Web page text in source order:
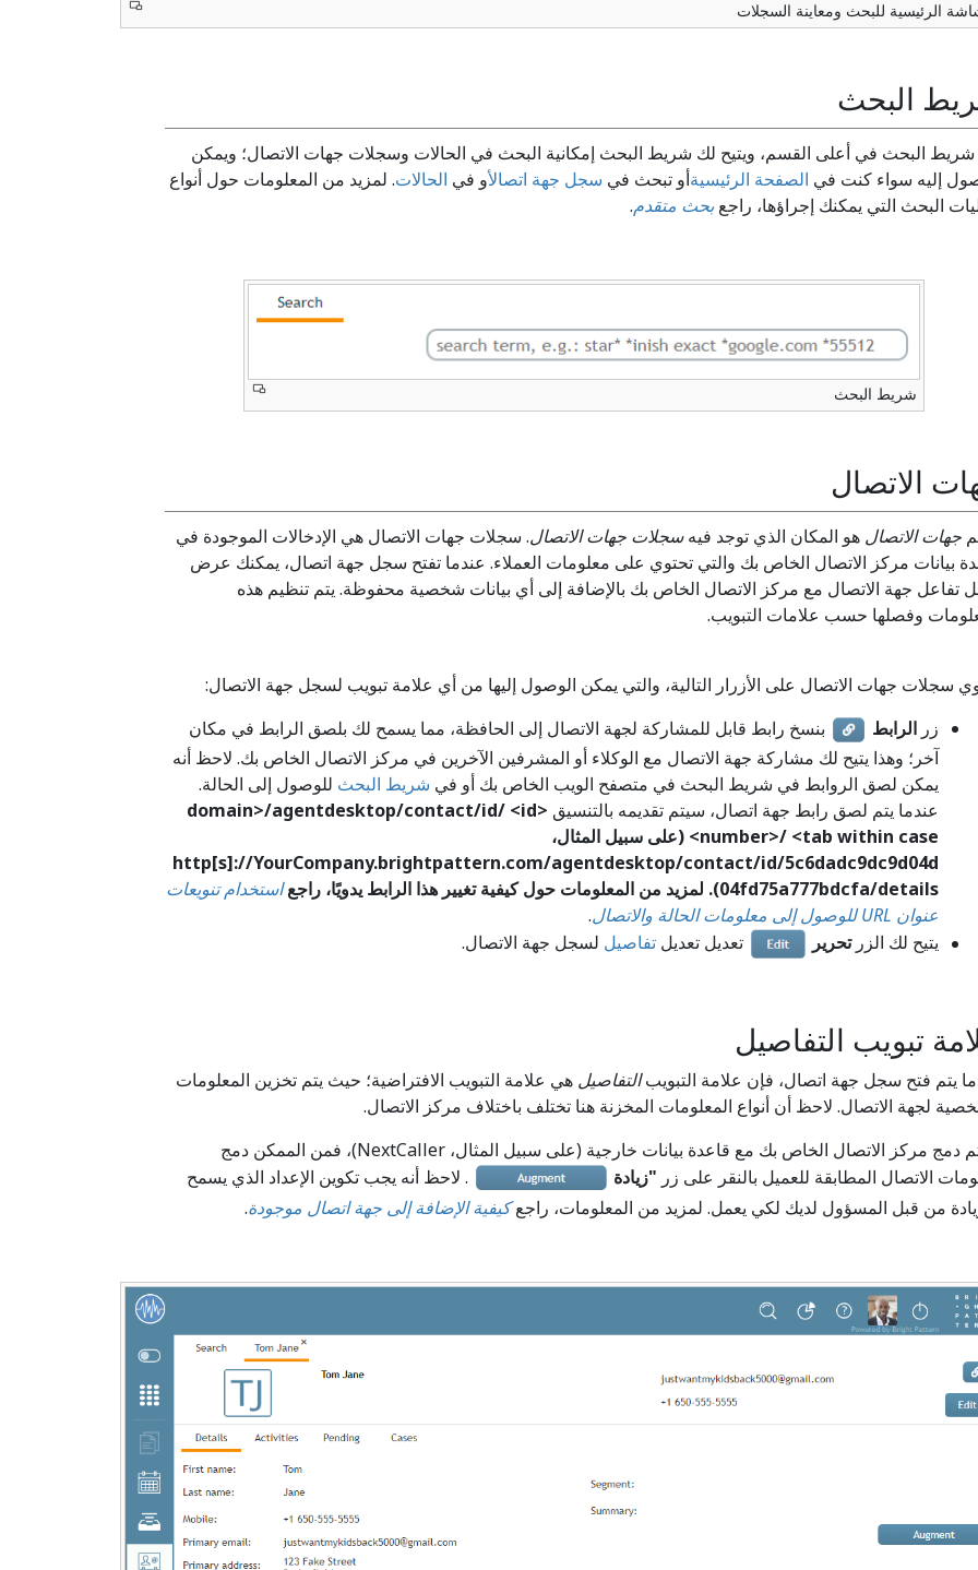
الرئيسية للبحث ومعاينة السجلات
البحث
شريط البحث في أعلى القسم، ويتيح لك شريط البحث إمكانية البحث في الحالات وسجلات جهات الاتصال؛ ويمكن
إليه سواء كنت في الصفحة الرئيسيةأو تبحث في سجل جهة اتصالأو في الحالات. لمزيد من المعلومات حول أنواع
البحث التي يمكنك إجراؤها، راجع بحث متقدم.
شريط البحث
الاتصال
جهات الاتصال هو المكان الذي توجد فيهسجلات جهات الاتصال. سجلات جهات الاتصال هي الإدخالات الموجودة في
بيانات مركز الاتصال الخاص بك والتي تحتوي على معلومات العملاء. عندما تفتح سجل جهة اتصال، يمكنك عرض
تفاعل جهة الاتصال مع مركز الاتصال الخاص بك بالإضافة إلى أي بيانات شخصية محفوظة. يتم تنظيم هذه
وفصلها حسب علامات التبويب.
سجلات جهات الاتصال على الأزرار التالية، والتي يمكن الوصول إليها من أي علامة تبويب لسجل جهة الاتصال:
زر الرابط
بنسخ رابط قابل للمشاركة لجهة الاتصال إلى الحافظة، مما يسمح لك بلصق الرابط في مكان
آخر؛ وهذا يتيح لك مشاركة جهة الاتصال مع الوكلاء أو المشرفين الآخرين في مركز الاتصال الخاص بك. لاحظ أنه
يمكن لصق الروابط في شريط البحث في متصفح الويب الخاص بك أو في شريط البحث للوصول إلى الحالة.
عندما يتم لصق رابط جهة اتصال، سيتم تقديمه بالتنسيق <domain>/agentdesktop/contact/id/
<id
number>/<tab within case> (على سبيل المثال،
http[s]://YourCompany.brightpattern.com/agentdesktop/contact/id/5c6dadc9dc9d04d
04fd75a777bdcfa/details). لمزيد من المعلومات حول كيفية تغيير هذا الرابط يدويًا، راجع
استخدام تنويعات
عنوان URL للوصول إلى معلومات الحالة والاتصال
.
يتيح لك الزرتحرير تعديل تعديل تفاصيل لسجل جهة الاتصال.
تبويب التفاصيل
يتم فتح سجل جهة اتصال، فإن علامة التبويبالتفاصيل هي علامة التبويب الافتراضية؛ حيث يتم تخزين المعلومات
لجهة الاتصال. لاحظ أن أنواع المعلومات المخزنة هنا تختلف باختلاف مركز الاتصال.
إذا تم دمج مركز الاتصال الخاص بك مع قاعدة بيانات خارجية (على سبيل المثال، NextCaller)، فمن الممكن دمج
الاتصال المطابقة للعميل بالنقر على زر "زيادة
. لاحظ أنه يجب تكوين الإعداد الذي يسمح
من قبل المسؤول لديك لكي يعمل. لمزيد من المعلومات، راجعكيفية الإضافة إلى جهة اتصال موجودة.